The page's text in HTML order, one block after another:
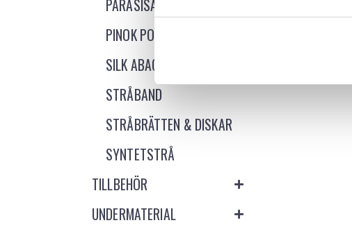
PARASISAL
PINOK POK
SILK ABACA
STRÅBAND
STRÅBRÄTTEN & DISKAR
SYNTETSTRÅ
TILLBEHÖR
UNDERMATERIAL